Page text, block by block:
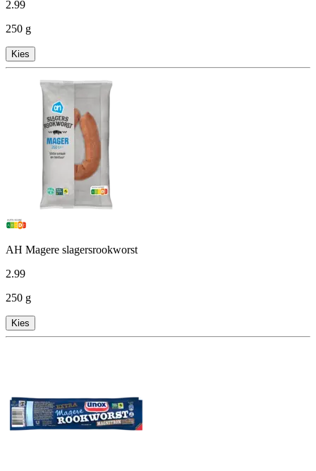
2.99
250 g
Kies
AH Magere slagersrookworst
2.99
250 g
Kies